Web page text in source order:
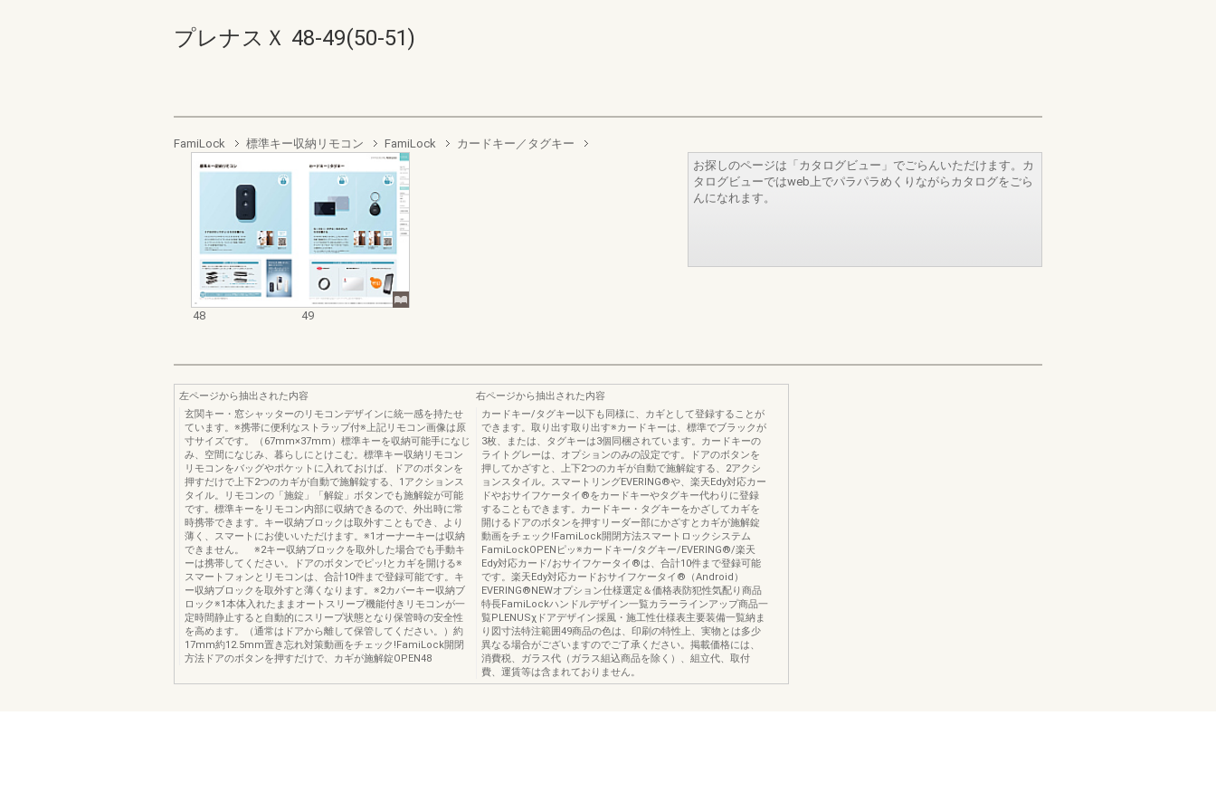
プレナスＸ 48-49(50-51)
FamiLock 標準キー収納リモコン FamiLock カードキー／タグキー
48 49
お探しのページは「カタログビュー」でごらんいただけます。カ
タログビューではweb上でパラパラめくりながらカタログをごら
んになれます。
左ページから抽出された内容
玄関キー・窓シャッターのリモコンデザインに統一感を持たせ
ています。※携帯に便利なストラップ付※上記リモコン画像は原
寸サイズです。（67mm×37mm）標準キーを収納可能手になじ
み、空間になじみ、暮らしにとけこむ。標準キー収納リモコン
リモコンをバッグやポケットに入れておけば、ドアのボタンを
押すだけで上下2つのカギが自動で施解錠する、1アクションス
タイル。リモコンの「施錠」「解錠」ボタンでも施解錠が可能
です。標準キーをリモコン内部に収納できるので、外出時に常
時携帯できます。キー収納ブロックは取外すこともでき、より
薄く、スマートにお使いいただけます。※1オーナーキーは収納
できません。 ※2キー収納ブロックを取外した場合でも手動キ
ーは携帯してください。ドアのボタンでピッ!とカギを開ける※
スマートフォンとリモコンは、合計10件まで登録可能です。キ
ー収納ブロックを取外すと薄くなります。※2カバーキー収納ブ
ロック※1本体入れたままオートスリープ機能付きリモコンが一
定時間静止すると自動的にスリープ状態となり保管時の安全性
を高めます。（通常はドアから離して保管してください。）約
17mm約12.5mm置き忘れ対策動画をチェック!FamiLock開閉
方法ドアのボタンを押すだけで、カギが施解錠OPEN48
右ページから抽出された内容
カードキー/タグキー以下も同様に、カギとして登録することが
できます。取り出す取り出す※カードキーは、標準でブラックが
3枚、または、タグキーは3個同梱されています。カードキーの
ライトグレーは、オプションのみの設定です。ドアのボタンを
押してかざすと、上下2つのカギが自動で施解錠する、2アクシ
ョンスタイル。スマートリングEVERING®や、楽天Edy対応カー
ドやおサイフケータイ®をカードキーやタグキー代わりに登録
することもできます。カードキー・タグキーをかざしてカギを
開けるドアのボタンを押すリーダー部にかざすとカギが施解錠
動画をチェック!FamiLock開閉方法スマートロックシステム
FamiLockOPENピッ※カードキー/タグキー/EVERING®/楽天
Edy対応カード/おサイフケータイ®は、合計10件まで登録可能
です。楽天Edy対応カードおサイフケータイ®（Android）
EVERING®NEWオプション仕様選定＆価格表防犯性気配り商品
特長FamiLockハンドルデザイン一覧カラーラインアップ商品一
覧PLENUSχドアデザイン採風・施工性仕様表主要装備一覧納ま
り図寸法特注範囲49商品の色は、印刷の特性上、実物とは多少
異なる場合がございますのでご了承ください。掲載価格には、
消費税、ガラス代（ガラス組込商品を除く）、組立代、取付
費、運賃等は含まれておりません。